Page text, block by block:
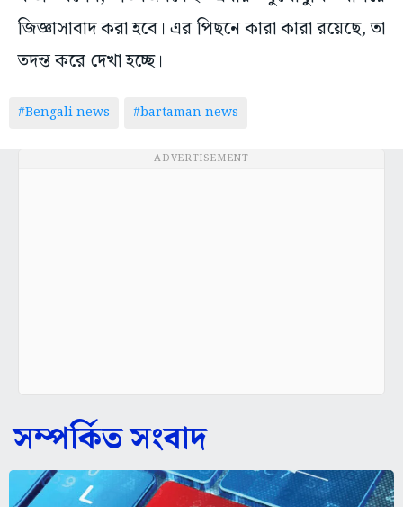
জিজ্ঞাসাবাদ করা হবে। এর পিছনে কারা কারা রয়েছে, তা
তদন্ত করে দেখা হচ্ছে।
#Bengali news #bartaman news
ADVERTISEMENT
সম্পর্কিত সংবাদ